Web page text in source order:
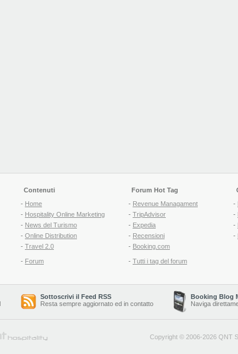
Contenuti
- Home
- Hospitality Online Marketing
- News del Turismo
- Online Distribution
- Travel 2.0
- Forum
Forum Hot Tag
- Revenue Managament
- TripAdvisor
- Expedia
- Recensioni
- Booking.com
- Tutti i tag del forum
-
-
-
-
Sottoscrivi il Feed RSS
Resta sempre aggiornato ed in contatto
Booking Blog
Naviga
Copyright © 2006-2026 QNT